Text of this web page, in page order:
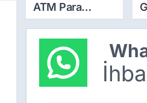
ATM Para
Çekme Limitini
Artırdı: Günlük
Ücretsiz Limit
30 Bin TL Oldu